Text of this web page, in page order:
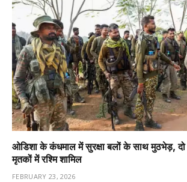
ओडिशा के कंधमाल में सुरक्षा बलों के साथ मुठभेड़, दो
मृतकों में रश्मि शामिल
FEBRUARY 23, 2026